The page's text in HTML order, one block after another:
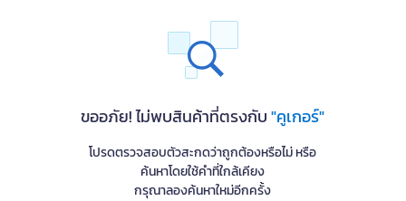
ขออภัย! ไม่พบสินค้าที่ตรงกับ"คูเกอร์"
โปรดตรวจสอบตัวสะกดว่าถูกต้องหรือไม่ หรือ
ค้นหาโดยใช้คำที่ใกล้เคียง
กรุณาลองค้นหาใหม่อีกครั้ง